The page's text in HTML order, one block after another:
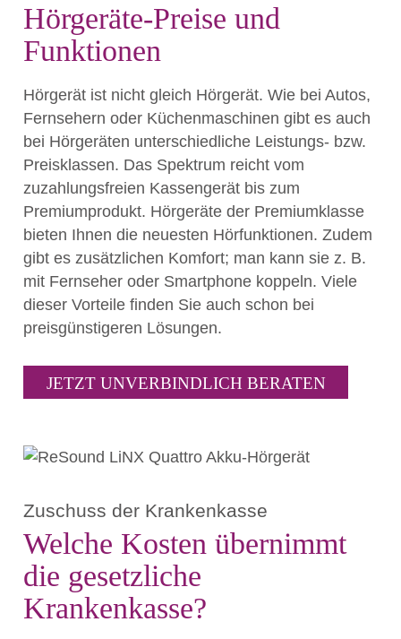
Hörgeräte-Preise und
Funktionen
Hörgerät ist nicht gleich Hörgerät. Wie bei Autos,
Fernsehern oder Küchenmaschinen gibt es auch
bei Hörgeräten unterschiedliche Leistungs- bzw.
Preisklassen. Das Spektrum reicht vom
zuzahlungsfreien Kassengerät bis zum
Premiumprodukt. Hörgeräte der Premiumklasse
bieten Ihnen die neuesten Hörfunktionen. Zudem
gibt es zusätzlichen Komfort; man kann sie z. B.
mit Fernseher oder Smartphone koppeln. Viele
dieser Vorteile finden Sie auch schon bei
preisgünstigeren Lösungen.
JETZT UNVERBINDLICH BERATEN
Zuschuss der Krankenkasse
Welche Kosten übernimmt
die gesetzliche
Krankenkasse?